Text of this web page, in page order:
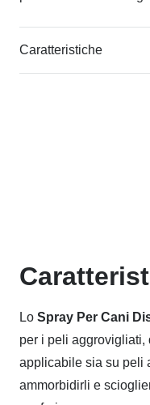
Caratteristiche
Lo Spray Per Cani
per i peli aggrovigliati,
applicabile sia su peli
ammorbidirli e